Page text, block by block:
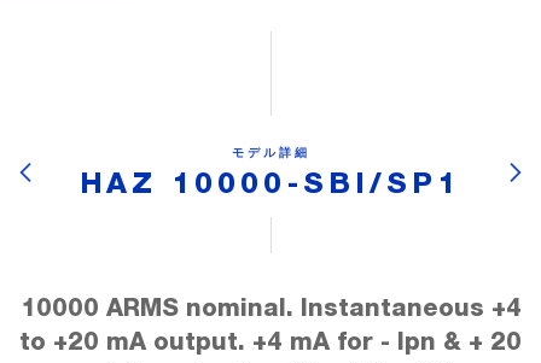
モデル詳細
HAZ 10000-SBI/SP1
10000 ARMS nominal. Instantaneous +4
to +20 mA output. +4 mA for - Ipn & + 20